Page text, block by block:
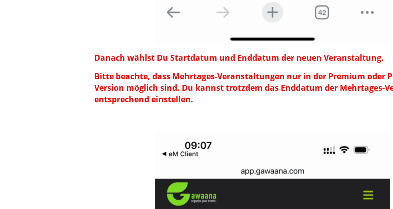
Danach wählst Du Startdatum und Enddatum der neuen Veranstaltung.
Bitte beachte, dass Mehrtages-Veranstaltungen nur in der Premium oder
Version möglich sind. Du kannst trotzdem das Enddatum der Mehrtages-
entsprechend einstellen.